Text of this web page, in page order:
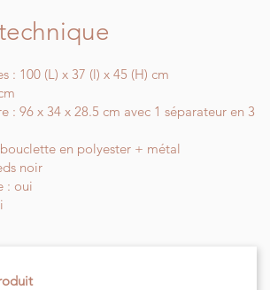
: 100 (L) x 37 (l) x 45 (H) cm
: 96 x 34 x 28.5 cm avec 1 séparateur en 3
en polyester + métal
noir
: oui